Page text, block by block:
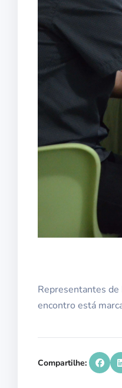
Representantes
encontro está
Compartilhe: